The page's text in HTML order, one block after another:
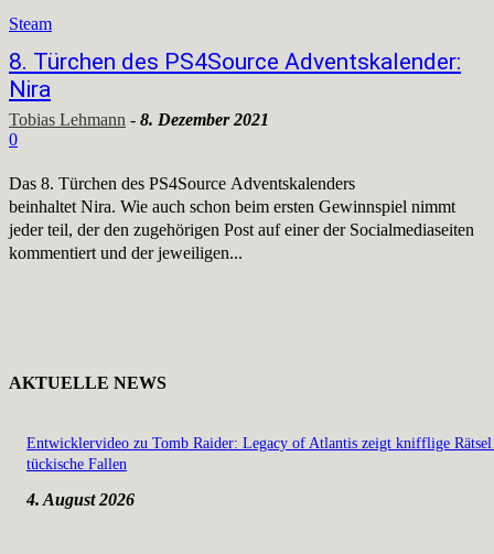
Steam
8. Türchen des PS4Source Adventskalender:
Nira
Tobias Lehmann - 8. Dezember 2021
0
Das 8. Türchen des PS4Source Adventskalenders
beinhaltet Nira. Wie auch schon beim ersten Gewinnspiel nimmt
jeder teil, der den zugehörigen Post auf einer der Socialmediaseiten
kommentiert und der jeweiligen...
AKTUELLE NEWS
Entwicklervideo zu Tomb Raider: Legacy of Atlantis zeigt knifflige Rätsel
tückische Fallen
4. August 2026